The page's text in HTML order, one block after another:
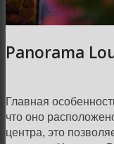
Panorama
Главная
что оно
центра, это